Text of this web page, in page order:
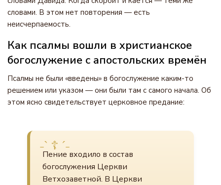
словами. В этом нет повторения — есть
неисчерпаемость.
Как псалмы вошли в христианское
богослужение с апостольских времён
Псалмы не были «введены» в богослужение каким-то
решением или указом — они были там с самого начала. Об
этом ясно свидетельствует церковное предание:
Пение входило в состав
богослужения Церкви
Ветхозаветной. В Церкви